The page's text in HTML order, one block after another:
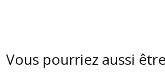
Vous pourriez aussi